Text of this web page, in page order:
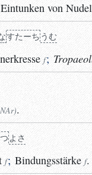
von
すたーちうむ
f;
.
よさ
f; Bindungsstärke f.